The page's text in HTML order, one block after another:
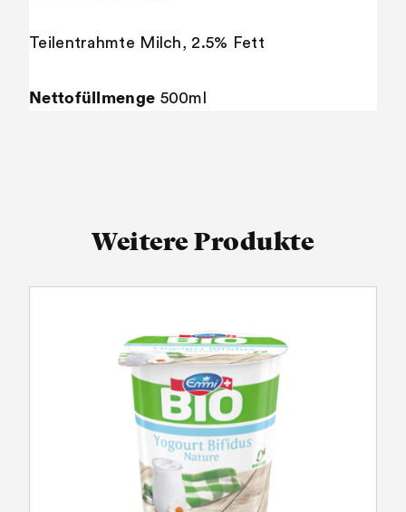
Teilentrahmte Milch, 2.5% Fett
Nettofüllmenge 500ml
Weitere Produkte